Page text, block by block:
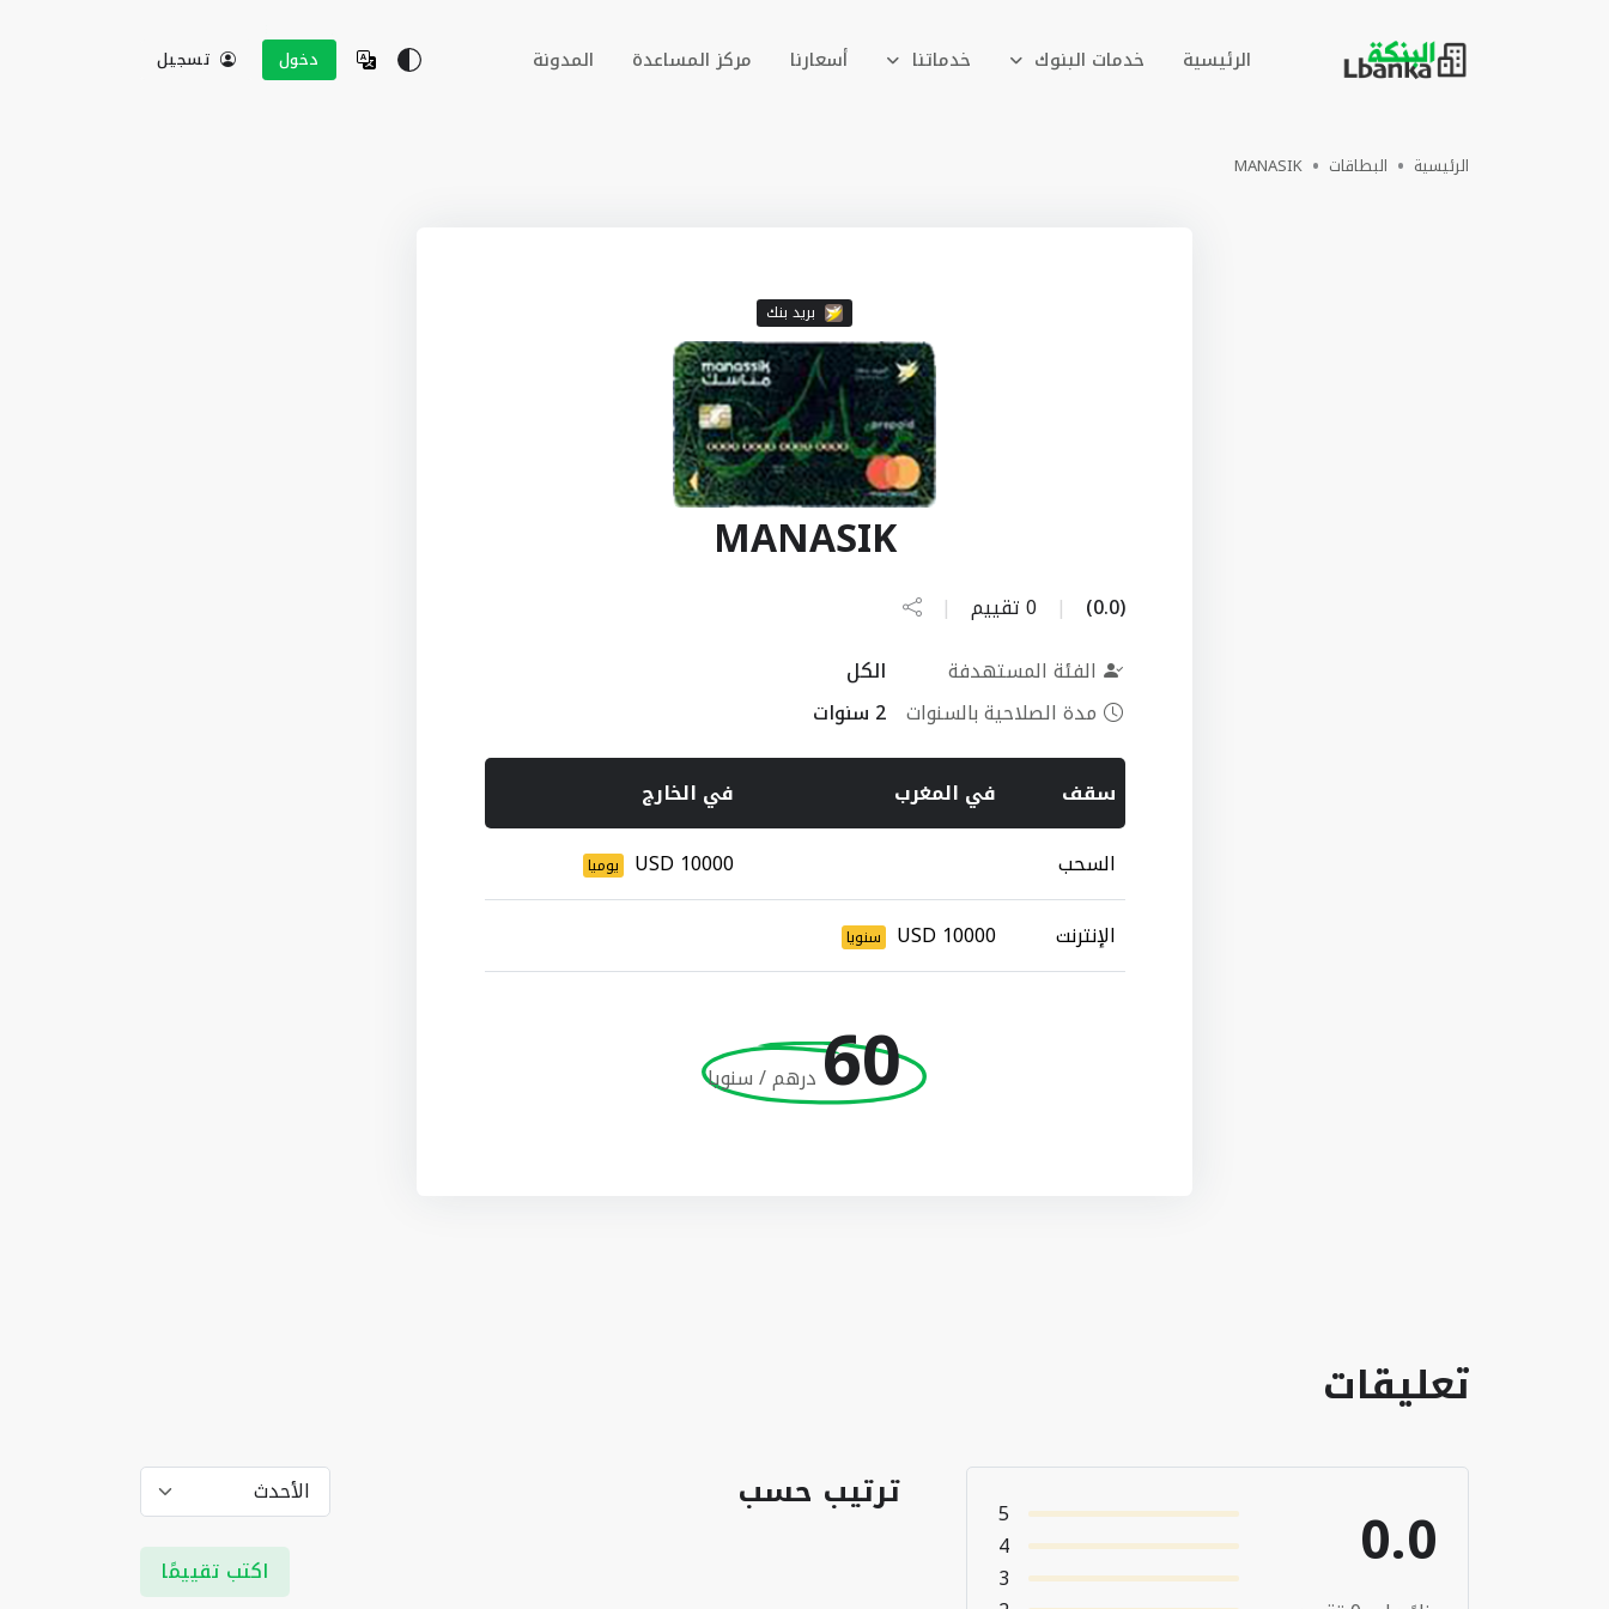
الرئيسية خدمات البنوك خدماتنا أسعارنا مركز المساعدة المدونة دخول تسجيل
الرئيسية البطاقات MANASIK
بريد بنك
MANASIK
(0.0)
| 0 تقييم
|
الفئة المستهدفة
الكل
مدة الصلاحية بالسنوات 2 سنوات
سقف في المغرب
في الخارج
السحب
10000 USD يوميا
الإنترنت 10000 USD سنويا
60درهم / سنويا
تعليقات
0.0
5
4
3
ترتيب حسب
اكتب تقييمًا